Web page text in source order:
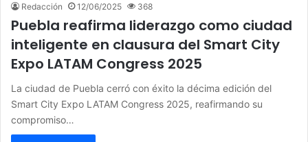
Redacción 12/06/2025 368
Puebla reafirma liderazgo como ciudad
inteligente en clausura del Smart City
Expo LATAM Congress 2025
La ciudad de Puebla cerró con éxito la décima edición del
Smart City Expo LATAM Congress 2025, reafirmando su
compromiso…